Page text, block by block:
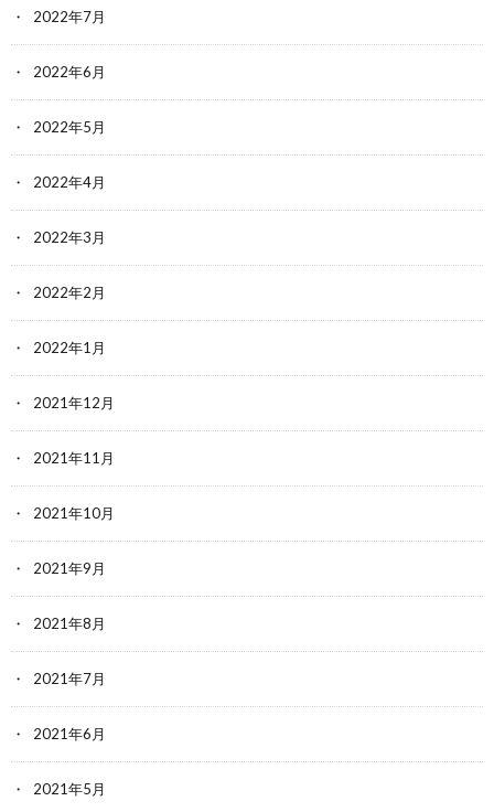
2022年7月
2022年6月
2022年5月
2022年4月
2022年3月
2022年2月
2022年1月
2021年12月
2021年11月
2021年10月
2021年9月
2021年8月
2021年7月
2021年6月
2021年5月